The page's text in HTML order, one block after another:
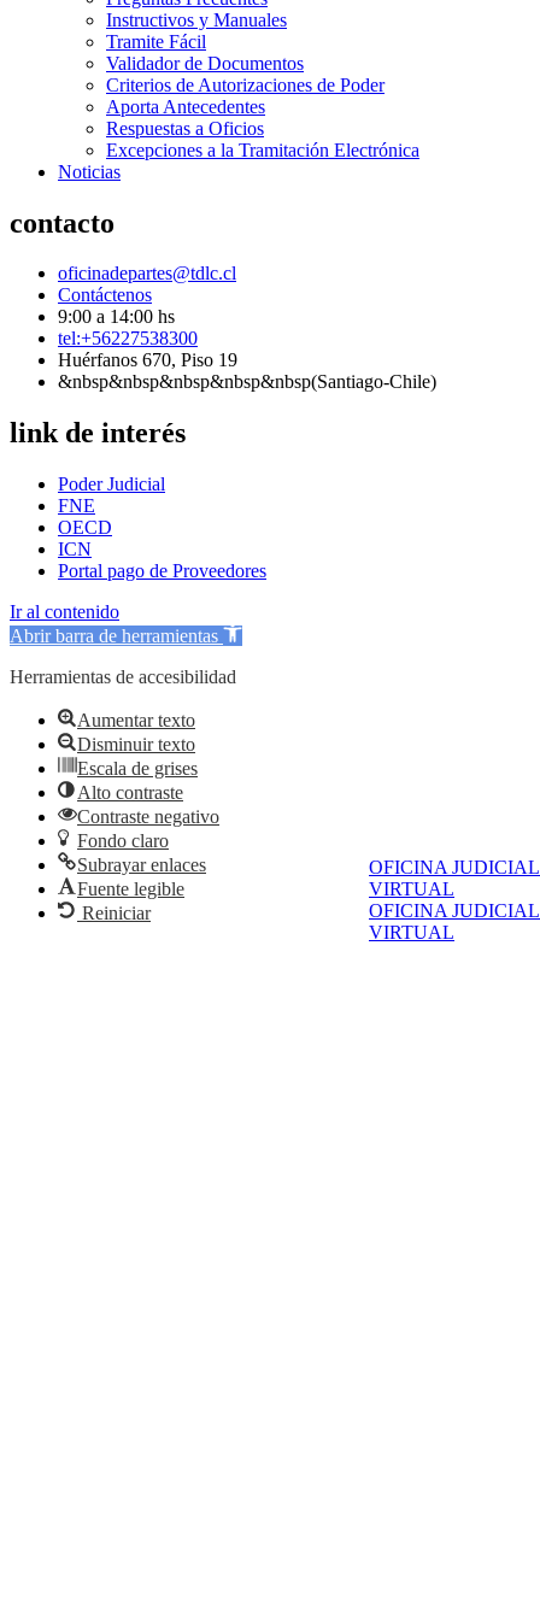
OFICINA JUDICIAL
VIRTUAL
OFICINA JUDICIAL
VIRTUAL
Instructivos y Manuales
Tramite Fácil
Validador de Documentos
Criterios de Autorizaciones de Poder
Aporta Antecedentes
Respuestas a Oficios
Excepciones a la Tramitación Electrónica
Noticias
contacto
oficinadepartes@tdlc.cl
Contáctenos
9:00 a 14:00 hs
tel:+56227538300
Huérfanos 670, Piso 19
&nbsp&nbsp&nbsp&nbsp&nbsp(Santiago-Chile)
link de interés
Poder Judicial
FNE
OECD
ICN
Portal pago de Proveedores
Ir al contenido
Abrir barra de herramientas
Herramientas de accesibilidad
Aumentar texto
Disminuir texto
Escala de grises
Alto contraste
Contraste negativo
Fondo claro
Subrayar enlaces
Fuente legible
Reiniciar